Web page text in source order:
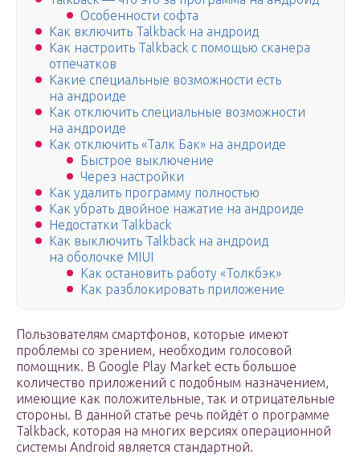
Особенности софта
Как включить Talkback на андроид
Как настроить Talkback с помощью сканера
отпечатков
Какие специальные возможности есть
на андроиде
Как отключить специальные возможности
на андроиде
Как отключить «Талк Бак» на андроиде
Быстрое выключение
Через настройки
Как удалить программу полностью
Как убрать двойное нажатие на андроиде
Недостатки Talkback
Как выключить Talkback на андроид
на оболочке MIUI
Как остановить работу «Толкбэк»
Как разблокировать приложение
Пользователям смартфонов, которые имеют
проблемы со зрением, необходим голосовой
помощник. В Google Play Market есть большое
количество приложений с подобным назначением,
имеющие как положительные, так и отрицательные
стороны. В данной статье речь пойдёт о программе
Talkback, которая на многих версиях операционной
системы Android является стандартной.